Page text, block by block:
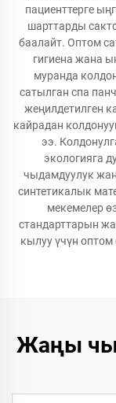
пациенттерге
шарттарды
баалайт. Оптом
гигиена жана
муранда
сатылган спа
жеңилдетилген
кайрадан
ээ.
экологияга
чыдамдуулук
синтетикалык
мекемелер
стандарттарын
кылуу үчүн
Жаңы